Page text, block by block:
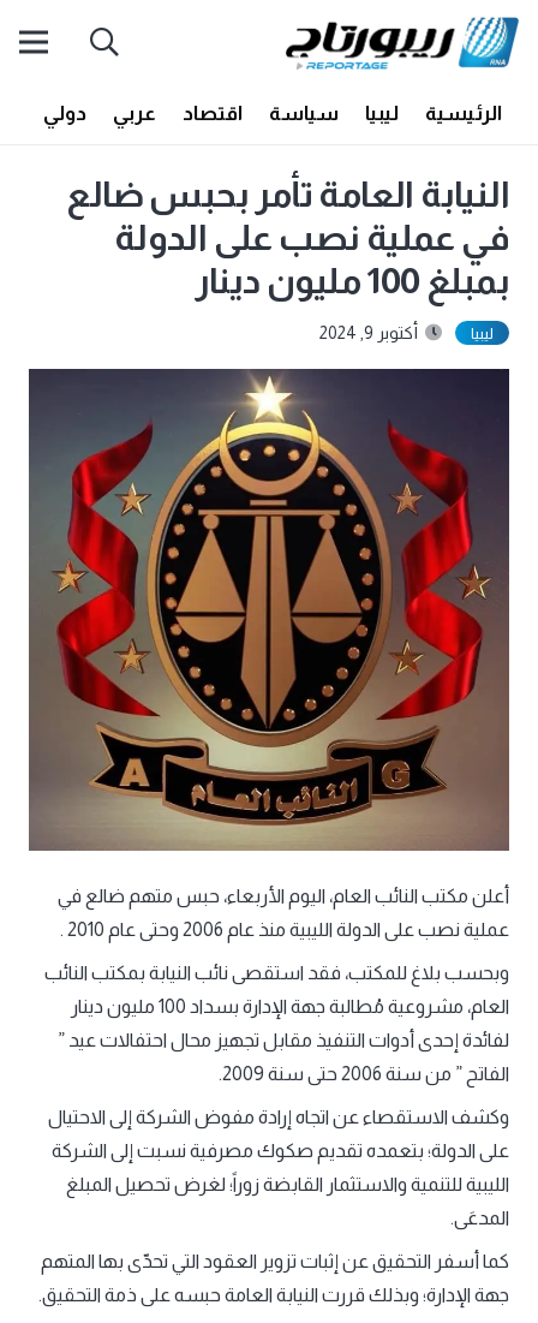
الرئيسية ليبيا سياسة اقتصاد عربي دولي
النيابة العامة تأمر بحبس ضالع
في عملية نصب على الدولة
بمبلغ 100 مليون دينار
ليبيا أكتوبر 9, 2024
أعلن مكتب النائب العام، اليوم الأربعاء، حبس متهم ضالع في
عملية نصب على الدولة الليبية منذ عام 2006 وحتى عام 2010 .
وبحسب بلاغ للمكتب، فقد استقصى نائب النيابة بمكتب النائب
العام، مشروعية مُطالبة جهة الإدارة بسداد 100 مليون دينار
لفائدة إحدى أدوات التنفيذ مقابل تجهيز محال احتفالات عيد ”
الفاتح ” من سنة 2006 حتى سنة 2009.
وكشف الاستقصاء عن اتجاه إرادة مفوض الشركة إلى الاحتيال
على الدولة؛ بتعمده تقديم صكوك مصرفية نسبت إلى الشركة
الليبية للتنمية والاستثمار القابضة زوراً؛ لغرض تحصيل المبلغ
المدعَى.
كما أسفر التحقيق عن إثبات تزوير العقود التي تحدّى بها المتهم
جهة الإدارة؛ وبذلك قررت النيابة العامة حبسه على ذمة التحقيق.